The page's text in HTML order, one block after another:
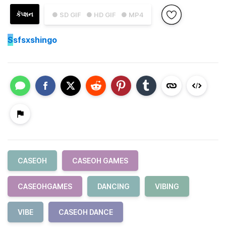
● SD GIF ● HD GIF ● MP4
કૅપ્શન
Ssfsxshingo
CASEOH CASEOH GAMES
CASEOHGAMES DANCING VIBING
VIBE CASEOH DANCE